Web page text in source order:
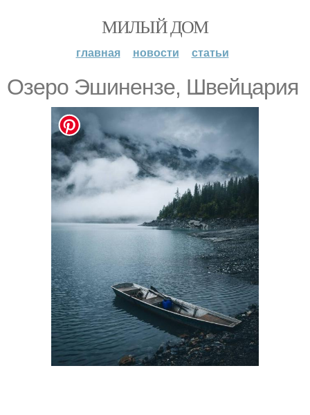
МИЛЫЙ ДОМ
главная новости статьи
Озеро Эшинензе, Швейцария